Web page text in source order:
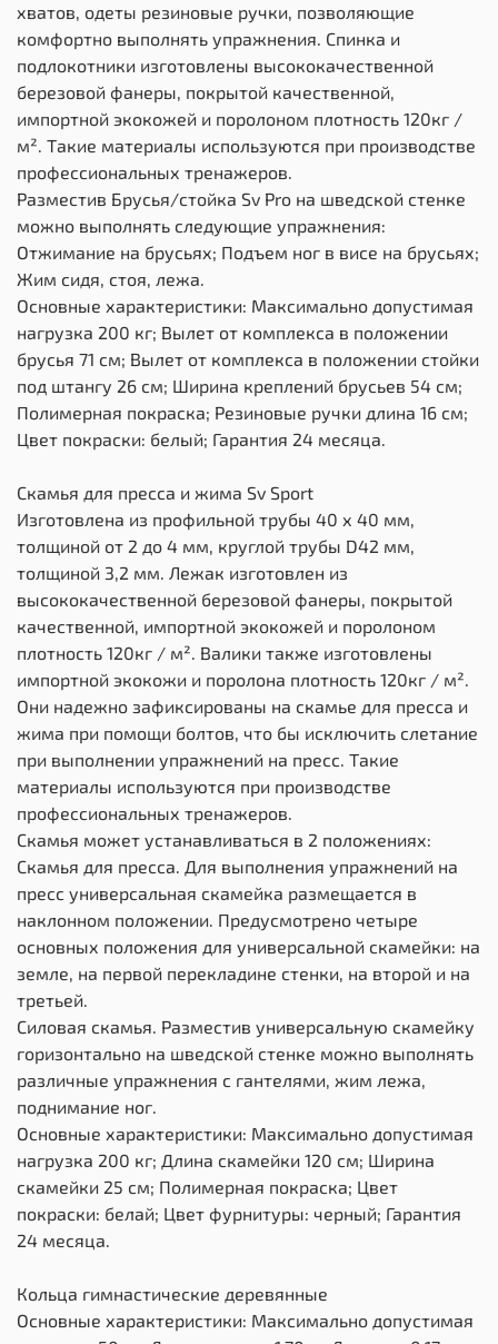
хватов, одеты резиновые ручки, позволяющие
комфортно выполнять упражнения. Спинка и
подлокотники изготовлены высококачественной
березовой фанеры, покрытой качественной,
импортной экокожей и поролоном плотность 120кг /
м². Такие материалы используются при производстве
профессиональных тренажеров.
Разместив Брусья/стойка Sv Pro на шведской стенке
можно выполнять следующие упражнения:
Отжимание на брусьях; Подъем ног в висе на брусьях;
Жим сидя, стоя, лежа.
Основные характеристики: Максимально допустимая
нагрузка 200 кг; Вылет от комплекса в положении
брусья 71 см; Вылет от комплекса в положении стойки
под штангу 26 см; Ширина креплений брусьев 54 см;
Полимерная покраска; Резиновые ручки длина 16 см;
Цвет покраски: белый; Гарантия 24 месяца.
Скамья для пресса и жима Sv Sport
Изготовлена из профильной трубы 40 х 40 мм,
толщиной от 2 до 4 мм, круглой трубы D42 мм,
толщиной 3,2 мм. Лежак изготовлен из
высококачественной березовой фанеры, покрытой
качественной, импортной экокожей и поролоном
плотность 120кг / м². Валики также изготовлены
импортной экокожи и поролона плотность 120кг / м².
Они надежно зафиксированы на скамье для пресса и
жима при помощи болтов, что бы исключить слетание
при выполнении упражнений на пресс. Такие
материалы используются при производстве
профессиональных тренажеров.
Скамья может устанавливаться в 2 положениях:
Скамья для пресса. Для выполнения упражнений на
пресс универсальная скамейка размещается в
наклонном положении. Предусмотрено четыре
основных положения для универсальной скамейки: на
земле, на первой перекладине стенки, на второй и на
третьей.
Силовая скамья. Разместив универсальную скамейку
горизонтально на шведской стенке можно выполнять
различные упражнения с гантелями, жим лежа,
поднимание ног.
Основные характеристики: Максимально допустимая
нагрузка 200 кг; Длина скамейки 120 см; Ширина
скамейки 25 см; Полимерная покраска; Цвет
покраски: белай; Цвет фурнитуры: черный; Гарантия
24 месяца.
Кольца гимнастические деревянные
Основные характеристики: Максимально допустимая